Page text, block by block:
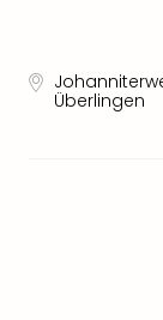
Überlingen